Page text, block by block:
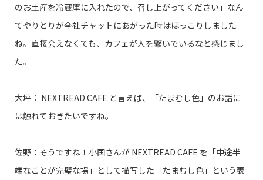
のお土産を冷蔵庫に入れたので、召し上がってください」なん
てやりとりが全社チャットにあがった時はほっこりしました
ね。直接会えなくても、カフェが人を繋いでいるなと感じまし
た。
大坪： NEXTREAD CAFE と言えば、「たまむし色」のお話に
は触れておきたいですね。
佐野：そうですね！小国さんが NEXTREAD CAFE を「中途半
端なことが完璧な場」として描写した「たまむし色」という表